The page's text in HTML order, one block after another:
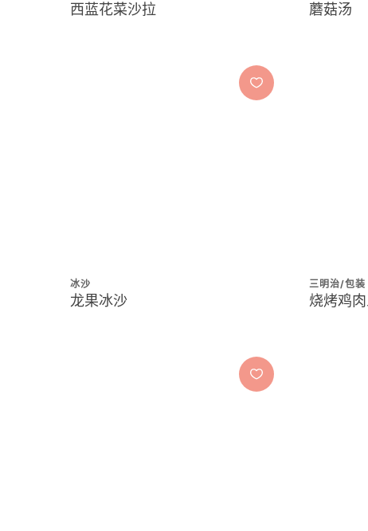
西蓝花菜沙拉 蘑菇汤
冰沙
龙果冰沙
三明治/包装
烧烤鸡